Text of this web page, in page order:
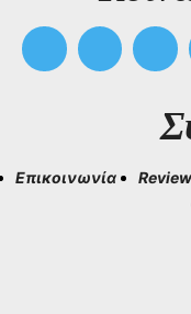
Επικοινωνία